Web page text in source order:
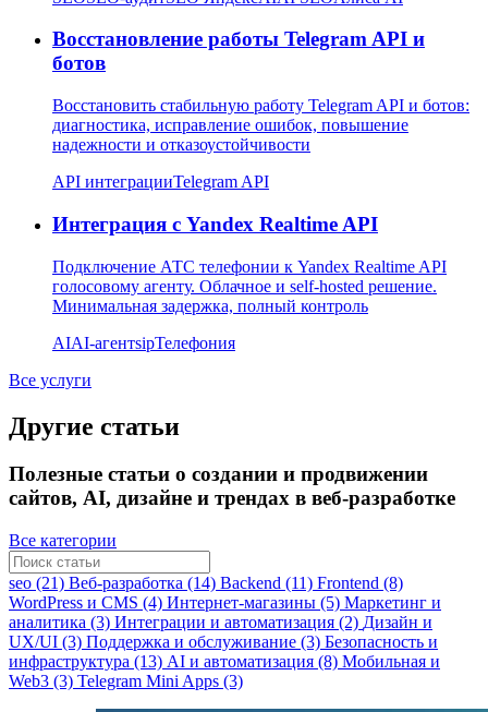
Восстановление работы Telegram API и
ботов
Восстановить стабильную работу Telegram API и ботов:
диагностика, исправление ошибок, повышение
надежности и отказоустойчивости
API интеграцииTelegram API
Интеграция с Yandex Realtime API
Подключение АТС телефонии к Yandex Realtime API
голосовому агенту. Облачное и self-hosted решение.
Минимальная задержка, полный контроль
AIAI-агентsipТелефония
Все услуги
Другие статьи
Полезные статьи о создании и продвижении
сайтов, AI, дизайне и трендах в веб-разработке
Все категории
seo (21) Веб-разработка (14) Backend (11) Frontend (8)
WordPress и CMS (4) Интернет-магазины (5) Маркетинг и
аналитика (3) Интеграции и автоматизация (2) Дизайн и
UX/UI (3) Поддержка и обслуживание (3) Безопасность и
инфраструктура (13) AI и автоматизация (8) Мобильная и
Web3 (3) Telegram Mini Apps (3)